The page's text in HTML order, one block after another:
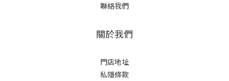
聯絡我們
關於我們
門店地址
私隱條款